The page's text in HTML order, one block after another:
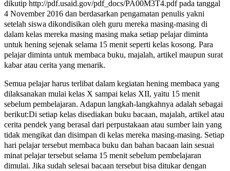
dikutip http://pdf.usaid.gov/pdf_docs/PA00M3T4.pdf pada tanggal
4 November 2016 dan berdasarkan pengamatan penulis yakni
setelah siswa dikondisikan oleh guru mereka masing-masing di
dalam kelas mereka masing masing maka setiap pelajar diminta
untuk hening sejenak selama 15 menit seperti kelas kosong. Para
pelajar diminta untuk membaca buku, majalah, artikel maupun surat
kabar atau cerita yang menarik.
Semua pelajar harus terlibat dalam kegiatan hening membaca yang
dilaksanakan mulai kelas X sampai kelas XII, yaitu 15 menit
sebelum pembelajaran. Adapun langkah-langkahnya adalah sebagai
berikut:Di setiap kelas disediakan buku bacaan, majalah, artikel atau
cerita pendek yang berasal dari perpustakaan atau sumber lain yang
tidak mengikat dan disimpan di kelas mereka masing-masing. Setiap
hari pelajar tersebut membaca buku dan bahan bacaan lain sesuai
minat pelajar tersebut selama 15 menit sebelum pembelajaran
dimulai. Jika sudah selesai bacaan tersebut bisa ditukar dengan